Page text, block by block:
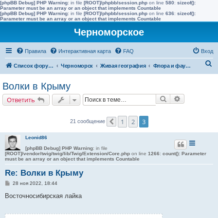
[phpBB Debug] PHP Warning: in file [ROOT]/phpbb/session.php on line 580: sizeof():
Parameter must be an array or an object that implements Countable
[phpBB Debug] PHP Warning: in file [ROOT]/phpbb/session.php on line 636: sizeof():
Parameter must be an array or an object that implements Countable
Черноморское
Правила Интерактивная карта FAQ Вход
Список форумов Черноморск Живая география Флора и фауна полуострова Тарханкут
Волки в Крыму
Ответить Поиск
21 сообщение Пред.
1 2 3
Leonid86
[phpBB Debug] PHP Warning: in file
[ROOT]/vendor/twig/twig/lib/Twig/Extension/Core.php on line 1266: count(): Parameter
must be an array or an object that implements Countable
Re: Волки в Крыму
С
о
28 ноя 2022, 18:44
Восточносибирская лайка